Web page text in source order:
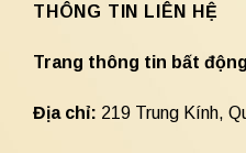
THÔNG TIN LIÊN HỆ
Trang thông tin bất
Địa chỉ: 219 Trung Kính,